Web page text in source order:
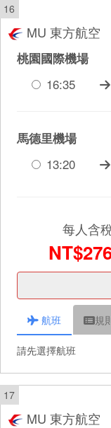
16
MU 東方航空
桃園國際機場
16:35
馬德里機場
13:20
每人含
航班 規
請先選擇航班
17
MU 東方航空